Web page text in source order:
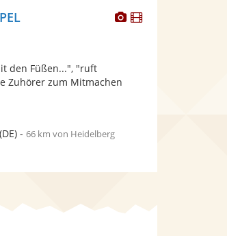
DieserDieser
den Füßen...", "ruft
Zuhörer zum Mitmachen
- 66 km von Heidelberg